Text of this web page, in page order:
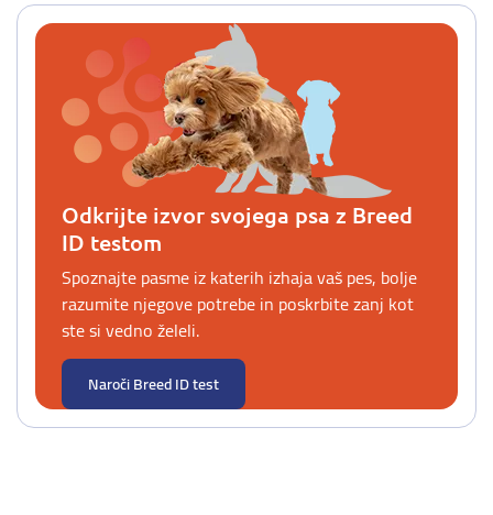
Odkrijte izvor svojega psa z Breed
ID testom
Spoznajte pasme iz katerih izhaja vaš pes, bolje
razumite njegove potrebe in poskrbite zanj kot
ste si vedno želeli.
Naroči Breed ID test